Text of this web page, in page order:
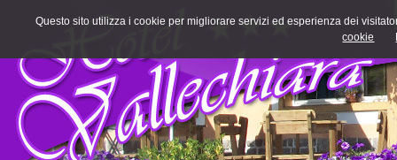
Questo sito utilizza i cookie per migliorare servizi ed esperienza dei
cookie